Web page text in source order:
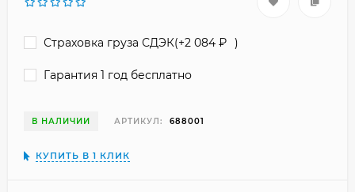
Страховка груза СДЭК(+2 084 )
Гарантия 1 год бесплатно
В НАЛИЧИИ АРТИКУЛ: 688001
КУПИТЬ В 1 КЛИК